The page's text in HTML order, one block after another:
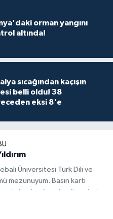
orman yangını
altında!
sıcağından kaçışın
belli oldu! 38
eksi 8'e
Üniversitesi Türk Dili ve
mezunuyum. Basın kartı
olarak, güncel gelişmeleri
bilgilerle buluşturmayı